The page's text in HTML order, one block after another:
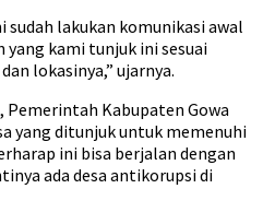
sudah lakukan komunikasi awal
yang kami tunjuk ini sesuai
lokasinya,” ujarnya.
Pemerintah Kabupaten Gowa
yang ditunjuk untuk memenuhi
ini bisa berjalan dengan
ada desa antikorupsi di